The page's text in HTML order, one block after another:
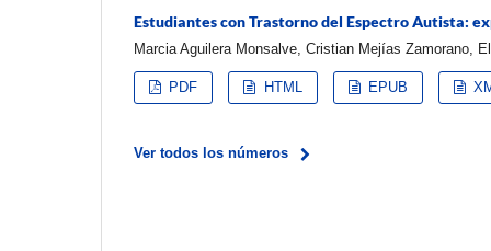
Estudiantes con Trastorno del Espectro Autista:
Marcia Aguilera Monsalve, Cristian Mejías Zamorano,
PDF HTML EPUB
Ver todos los números